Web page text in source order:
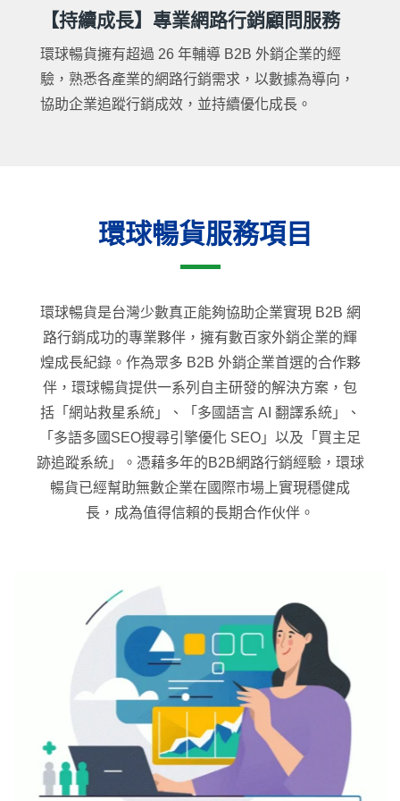
【持續成長】專業網路行銷顧問服務
環球暢貨擁有超過 26 年輔導 B2B 外銷企業的經
驗，熟悉各產業的網路行銷需求，以數據為導向，
協助企業追蹤行銷成效，並持續優化成長。
環球暢貨服務項目
環球暢貨是台灣少數真正能夠協助企業實現 B2B 網
路行銷成功的專業夥伴，擁有數百家外銷企業的輝
煌成長紀錄。作為眾多 B2B 外銷企業首選的合作夥
伴，環球暢貨提供一系列自主研發的解決方案，包
括「網站救星系統」、「多國語言 AI 翻譯系統」、
「多語多國SEO搜尋引擎優化 SEO」以及「買主足
跡追蹤系統」。憑藉多年的B2B網路行銷經驗，環球
暢貨已經幫助無數企業在國際市場上實現穩健成
長，成為值得信賴的長期合作伙伴。